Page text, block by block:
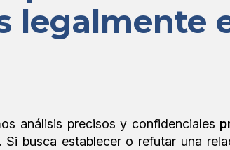
legalmente
análisis precisos y confidenciales
. Si busca establecer o refutar una